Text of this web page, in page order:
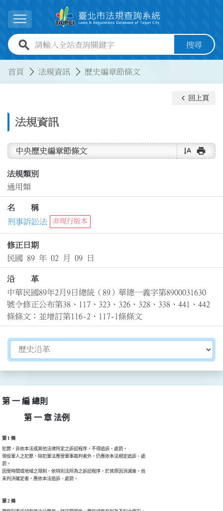
展開選單
全站查詢關鍵字欄位 搜尋
首頁 法規資訊 歷史編章節條文
法規資訊
keyboard_arrow_left 回上頁
中央歷史編章節條文 text_rotate_vertical print
法規類別
通用類
名 稱
刑事訴訟法
非現行版本
修正日期
民國 89 年 02 月 09 日
沿 革
中華民國89年2月9日總統（89）華總一義字第8900031630
號令修正公布第38、117、323、326、328、338、441、442
條條文；並增訂第116-2、117-1條條文
切換選擇法規資訊內容
第 一 編 總則
第 一 章 法例
第 1 條
犯罪，非依本法或其他法律所定之訴訟程序，不得追訴、處罰。
現役軍人之犯罪，除犯軍法應受軍事裁判者外，仍應依本法規定追訴、處
罰。
因受時間或地域之限制，依特別法所為之訴訟程序，於其原因消滅後，尚
未判決確定者，應依本法追訴、處罰。
第 2 條